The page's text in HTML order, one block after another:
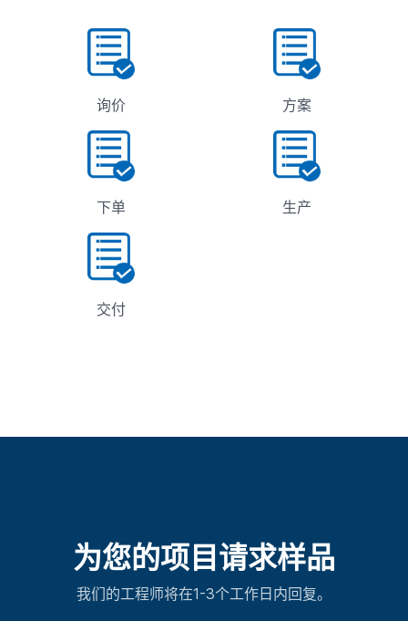
询价 方案
下单 生产
交付
为您的项目请求样品
我们的工程师将在1-3个工作日内回复。